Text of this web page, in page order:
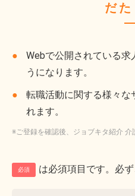
だた
Webで公開されている求
うになります。
転職活動に関する様々な
れます。
※ご登録を確認後、ジョブキタ紹介 介
必須 は必須項目です。必ず